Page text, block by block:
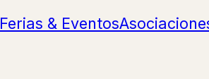
Ferias & Eventos